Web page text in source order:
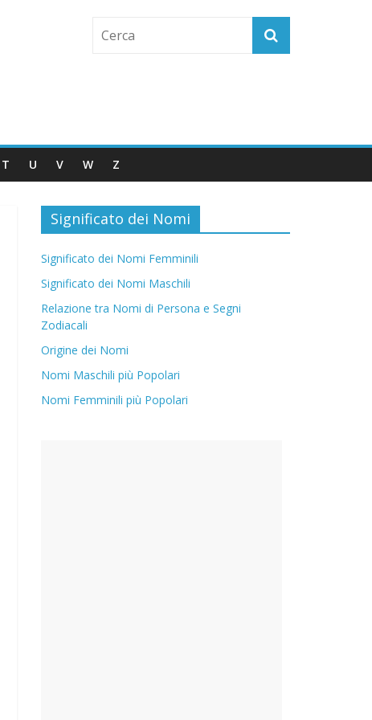
T U V W Z
Significato dei Nomi
Significato dei Nomi Femminili
Significato dei Nomi Maschili
Relazione tra Nomi di Persona e Segni
Zodiacali
Origine dei Nomi
Nomi Maschili più Popolari
Nomi Femminili più Popolari